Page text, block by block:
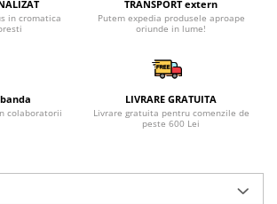
in cromatica
TRANSPORT extern
Putem expedia produsele aproape
oriunde in lume!
colaboratorii
LIVRARE GRATUITA
Livrare gratuita pentru comenzile de
peste 600 Lei